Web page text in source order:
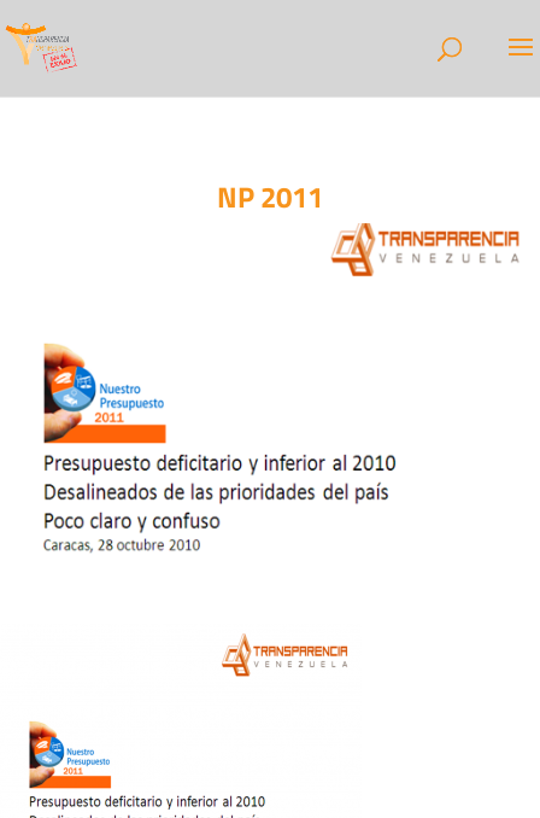
NP 2011